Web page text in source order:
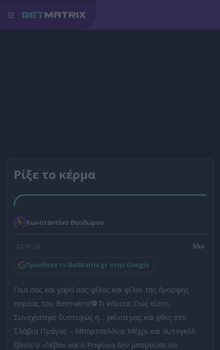
Ρίξε το κέρμα
Κωνσταντίνα Θεοδώρου
22.01.26
Πρόσθεσε το BetMatrix.gr στην Google
Γεια σας και χαρά σας φίλες και φίλοι της όμορφης
παρέας του Betmatrix!⚽Τι κάνετε; Πώς είστε;
Συνεχίστηκε δυστυχώς η… γκίνια μας και χθες στο
Σλάβια Πράγας – Μπαρτσελόνα. Μέχρι και αυτογκόλ
έβαλε ο «Λέβα» και ο Ραφίνια δεν μπορούσε να